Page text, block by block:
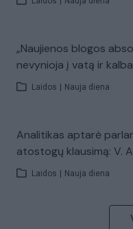
„Naujienos blogos
nevynioja į vatą ir
Laidos Nauja diena
Analitikas aptarė
atostogų klausimą: V.
Laidos Nauja diena